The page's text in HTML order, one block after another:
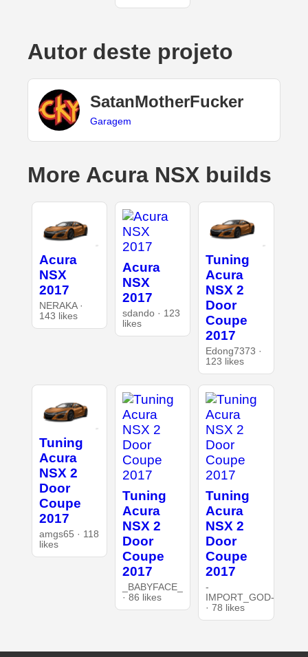
Autor deste projeto
SatanMotherFucker
Garagem
More Acura NSX builds
Acura
NSX
2017
NERAKA ·
143 likes
Acura
NSX
2017
sdando · 123
likes
Tuning
Acura
NSX 2
Door
Coupe
2017
Edong7373 ·
123 likes
Tuning
Acura
NSX 2
Door
Coupe
2017
amgs65 · 118
likes
Tuning
Acura
NSX 2
Door
Coupe
2017
_BABYFACE_
· 86 likes
Tuning
Acura
NSX 2
Door
Coupe
2017
-
IMPORT_GOD-
· 78 likes